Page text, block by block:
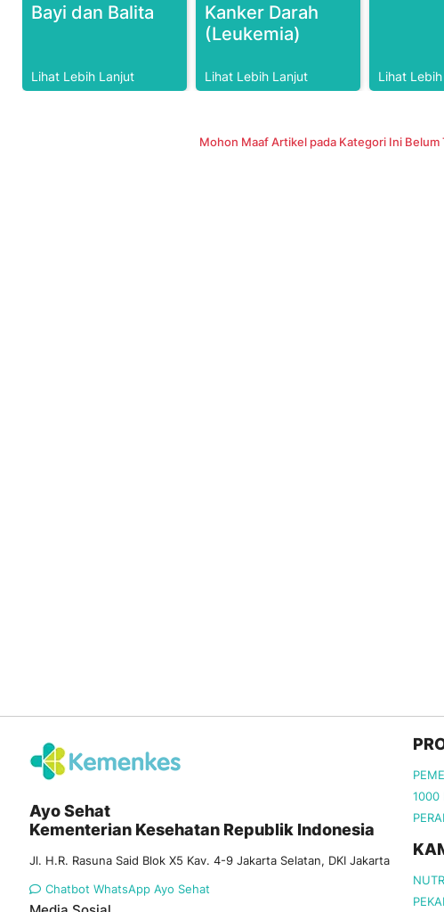
Bayi dan Balita
Lihat Lebih Lanjut
Kanker Darah
(Leukemia)
Lihat Lebih Lanjut Lihat
Mohon Maaf Artikel pada Kategori Ini Belum
Ayo Sehat
Kementerian Kesehatan Republik Indonesia
Jl. H.R. Rasuna Said Blok X5 Kav. 4-9 Jakarta Selatan, DKI Jakarta
Chatbot WhatsApp Ayo Sehat
1000